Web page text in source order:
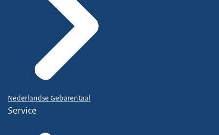
Nederlandse Gebarentaal
Service